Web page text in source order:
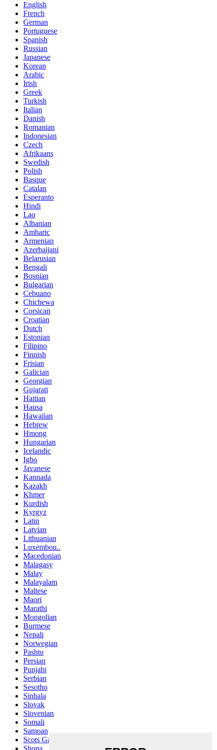
English
French
German
Portuguese
Spanish
Russian
Japanese
Korean
Arabic
Irish
Greek
Turkish
Italian
Danish
Romanian
Indonesian
Czech
Afrikaans
Swedish
Polish
Basque
Catalan
Esperanto
Hindi
Lao
Albanian
Amharic
Armenian
Azerbaijani
Belarusian
Bengali
Bosnian
Bulgarian
Cebuano
Chichewa
Corsican
Croatian
Dutch
Estonian
Filipino
Finnish
Frisian
Galician
Georgian
Gujarati
Haitian
Hausa
Hawaiian
Hebrew
Hmong
Hungarian
Icelandic
Igbo
Javanese
Kannada
Kazakh
Khmer
Kurdish
Kyrgyz
Latin
Latvian
Lithuanian
Luxembou..
Macedonian
Malagasy
Malay
Malayalam
Maltese
Maori
Marathi
Mongolian
Burmese
Nepali
Norwegian
Pashto
Persian
Punjabi
Serbian
Sesotho
Sinhala
Slovak
Slovenian
Somali
Samoan
Scots Gaelic